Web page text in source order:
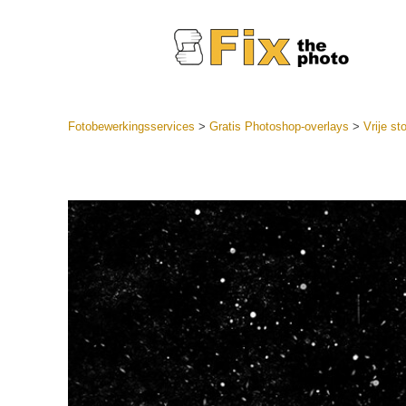
collecties
Mobiele
Fotobewerkingsservices > Gratis Photoshop-overlays > Vrije